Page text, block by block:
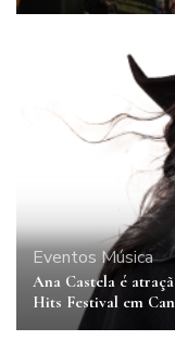
Eventos Música
Ana Castela é
Hits Festival em